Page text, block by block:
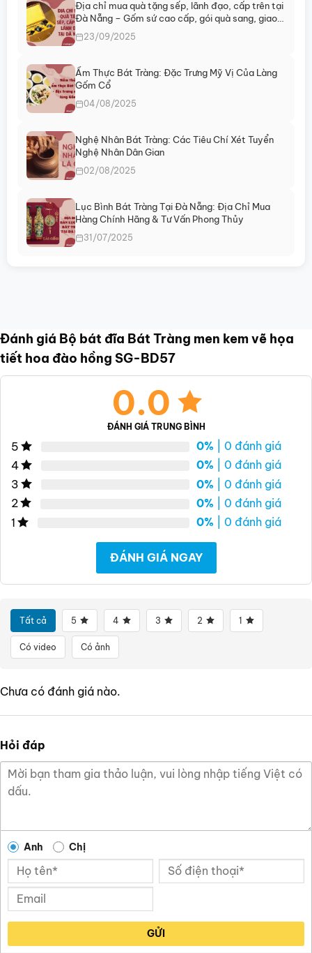
Địa chỉ mua quà tặng sếp, lãnh đạo, cấp trên tại
Đà Nẵng – Gốm sứ cao cấp, gói quà sang, giao
ngay
23/09/2025
Ẩm Thực Bát Tràng: Đặc Trưng Mỹ Vị Của Làng
Gốm Cổ
04/08/2025
Nghệ Nhân Bát Tràng: Các Tiêu Chí Xét Tuyển
Nghệ Nhân Dân Gian
02/08/2025
Lục Bình Bát Tràng Tại Đà Nẵng: Địa Chỉ Mua
Hàng Chính Hãng & Tư Vấn Phong Thủy
31/07/2025
Đánh giá Bộ bát đĩa Bát Tràng men kem vẽ họa
tiết hoa đào hồng SG-BD57
0.0
ĐÁNH GIÁ TRUNG BÌNH
5 0% | 0 đánh giá
4
0% | 0 đánh giá
3
0% | 0 đánh giá
2
0% | 0 đánh giá
1
0% | 0 đánh giá
ĐÁNH GIÁ NGAY
Tất cả 5 4 3 2 1
Có video Có ảnh
Chưa có đánh giá nào.
Hỏi đáp
Anh Chị
GỬI